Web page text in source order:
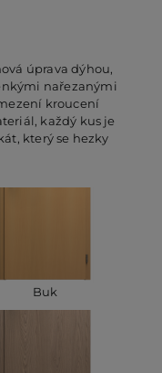
úprava dýhou,
nařezanými
kroucení
každý kus je
který se hezky
Buk